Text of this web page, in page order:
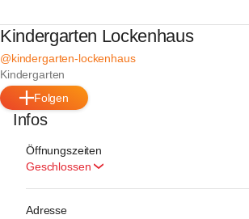
Kindergarten Lockenhaus
@kindergarten-lockenhaus
Kindergarten
Folgen
Infos
Öffnungszeiten
Geschlossen
Adresse